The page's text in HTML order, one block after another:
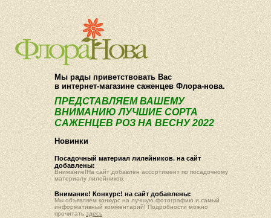
О компании Как купить
Мы рады приветствовать Вас
в интернет-магазине саженцев Флора-нова.
ПРЕДСТАВЛЯЕМ ВАШЕМУ
ВНИМАНИЮ ЛУЧШИЕ СОРТА
САЖЕНЦЕВ РОЗ НА ВЕСНУ 2022
Новинки
Посадочный материал лилейников. на сайт
добавлены:
Внимание!На сайт добавлен ассортимент по посадочному
материалу лилейников.
Внимание! Конкурс! на сайт добавлены:
Мы объявляем конкурс на лучшую фотографию и самый
информативный комментарий! Подробности можно
прочитать здесь